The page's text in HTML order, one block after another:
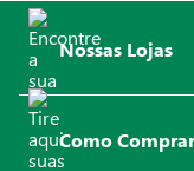
Nossas Lojas
Como